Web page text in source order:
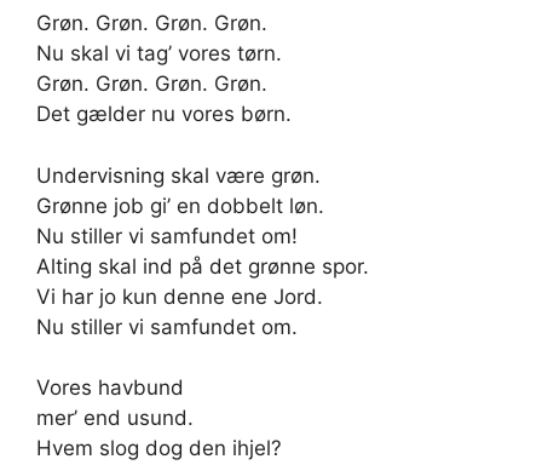
Grøn. Grøn. Grøn. Grøn.
Nu skal vi tag’ vores tørn.
Grøn. Grøn. Grøn. Grøn.
Det gælder nu vores børn.
Undervisning skal være grøn.
Grønne job gi’ en dobbelt løn.
Nu stiller vi samfundet om!
Alting skal ind på det grønne spor.
Vi har jo kun denne ene Jord.
Nu stiller vi samfundet om.
Vores havbund
mer’ end usund.
Hvem slog dog den ihjel?